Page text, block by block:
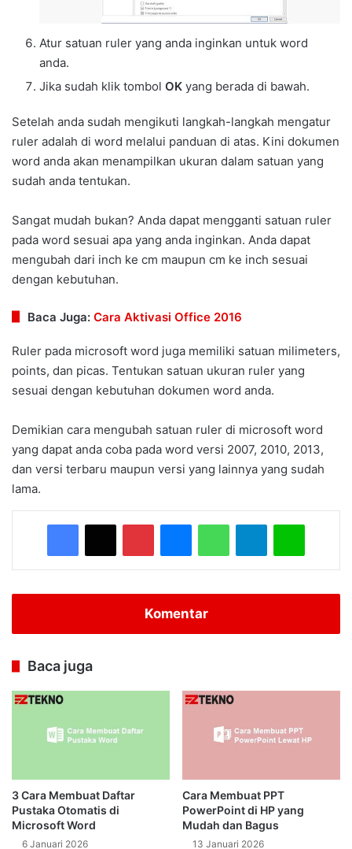
Atur satuan ruler yang anda inginkan untuk word
anda.
Jika sudah klik tombol OK yang berada di bawah.
Setelah anda sudah mengikuti langkah-langkah mengatur
ruler adalah di word melalui panduan di atas. Kini dokumen
word anda akan menampilkan ukuran dalam satuan yang
sudah anda tentukan.
Sangat mudah bukan? Anda dapat mengganti satuan ruler
pada word sesuai apa yang anda inginkan. Anda dapat
mengubah dari inch ke cm maupun cm ke inch sesuai
dengan kebutuhan.
Baca Juga: Cara Aktivasi Office 2016
Ruler pada microsoft word juga memiliki satuan milimeters,
points, dan picas. Tentukan satuan ukuran ruler yang
sesuai dengan kebutuhan dokumen word anda.
Demikian cara mengubah satuan ruler di microsoft word
yang dapat anda coba pada word versi 2007, 2010, 2013,
dan versi terbaru maupun versi yang lainnya yang sudah
lama.
Facebook
X PinterestMessengerWhatsAppTelegramLine
Komentar
Baca juga
3 Cara Membuat Daftar
Pustaka Otomatis di
Microsoft Word
6 Januari 2026
Cara Membuat PPT
PowerPoint di HP yang
Mudah dan Bagus
13 Januari 2026